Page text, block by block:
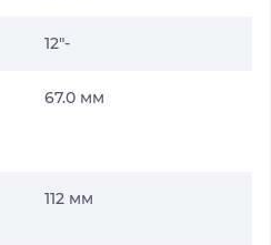
12"-
67.0 мм
112 мм